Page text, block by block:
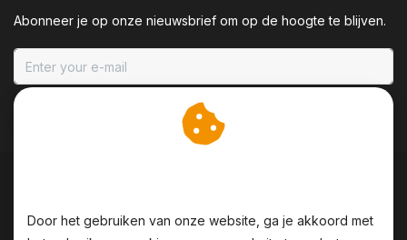
Abonneer je op onze nieuwsbrief om op de hoogte te blijven.
Door het gebruiken van onze website, ga je akkoord met